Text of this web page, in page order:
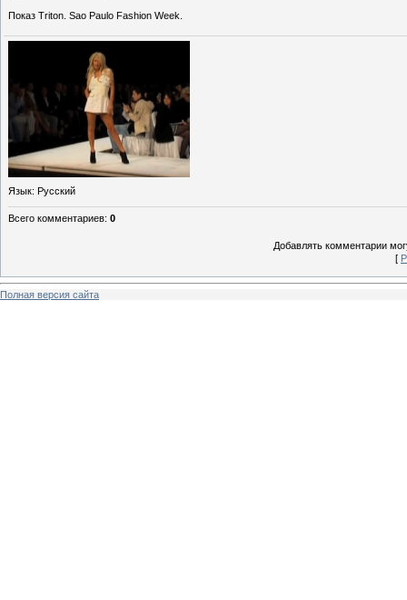
Показ Triton. Sao Paulo Fashion Week.
Язык: Русский
Всего комментариев: 0
Добавлять комментарии
[
Полная версия сайта